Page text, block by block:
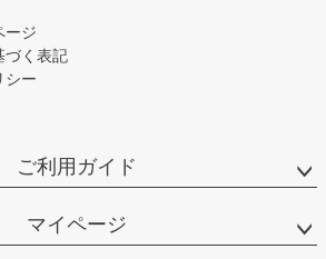
ージ
づく表記
シー
ご利用ガイド
マイページ